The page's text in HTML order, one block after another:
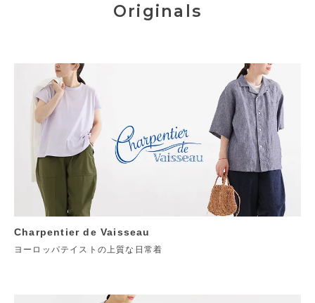
Originals
Charpentier de Vaisseau
ヨーロッパテイストの上質な日常着